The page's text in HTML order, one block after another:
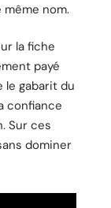
même nom.
la fiche
payé
le gabarit du
confiance
Sur ces
dominer